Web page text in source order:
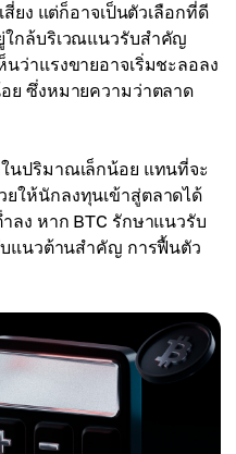
ยง แต่ก็อาจเป็นตัวเลือกที่ดี
ใกล้บริเวณแนวรับสำคัญ
ว่าแรงขายอาจเริ่มชะลอลง
ย ซึ่งหมายความว่าตลาด
นปริมาณเล็กน้อย แทนที่จะ
ให้นักลงทุนเข้าสู่ตลาดได้
ลง หาก BTC รักษาแนวรับ
บแนวต้านสำคัญ การฟื้นตัว